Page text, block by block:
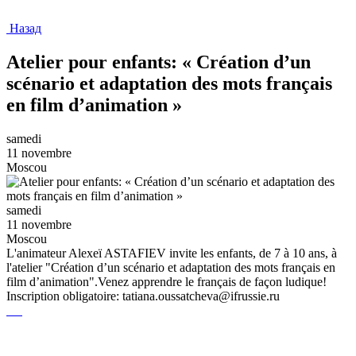
Назад
Atelier pour enfants: « Création d’un
scénario et adaptation des mots français
en film d’animation »
samedi
11 novembre
Moscou
samedi
11 novembre
Moscou
L'animateur Alexeï ASTAFIEV invite les enfants, de 7 à 10 ans, à
l'atelier "Création d’un scénario et adaptation des mots français en
film d’animation".Venez apprendre le français de façon ludique!
Inscription obligatoire: tatiana.oussatcheva@ifrussie.ru